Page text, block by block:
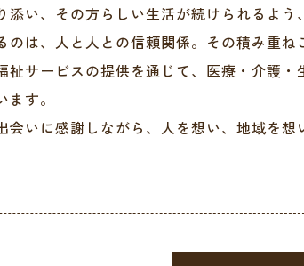
添い、その方らしい生活が続けられるよう
のは、人と人との信頼関係。その積み重ね
祉サービスの提供を通じて、医療・介護
す。
会いに感謝しながら、人を想い、地域を想